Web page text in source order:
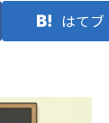
はてブ